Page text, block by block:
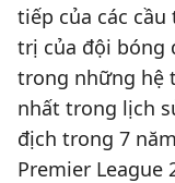
tiếp của các
trị của đội bóng
trong những hệ
nhất trong lịch
địch trong 7
Premier League